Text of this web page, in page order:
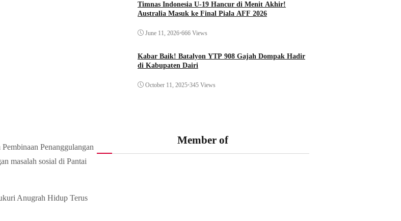
Penanggulangan
masalah sosial di Pantai
Anugrah Hidup Terus
Timnas Indonesia U-19 Hancur di Menit Akhir!
Australia Masuk ke Final Piala AFF 2026
June 11, 2026•666 Views
Kabar Baik! Batalyon YTP 908 Gajah Dompak Hadir
di Kabupaten Dairi
October 11, 2025•345 Views
Member of